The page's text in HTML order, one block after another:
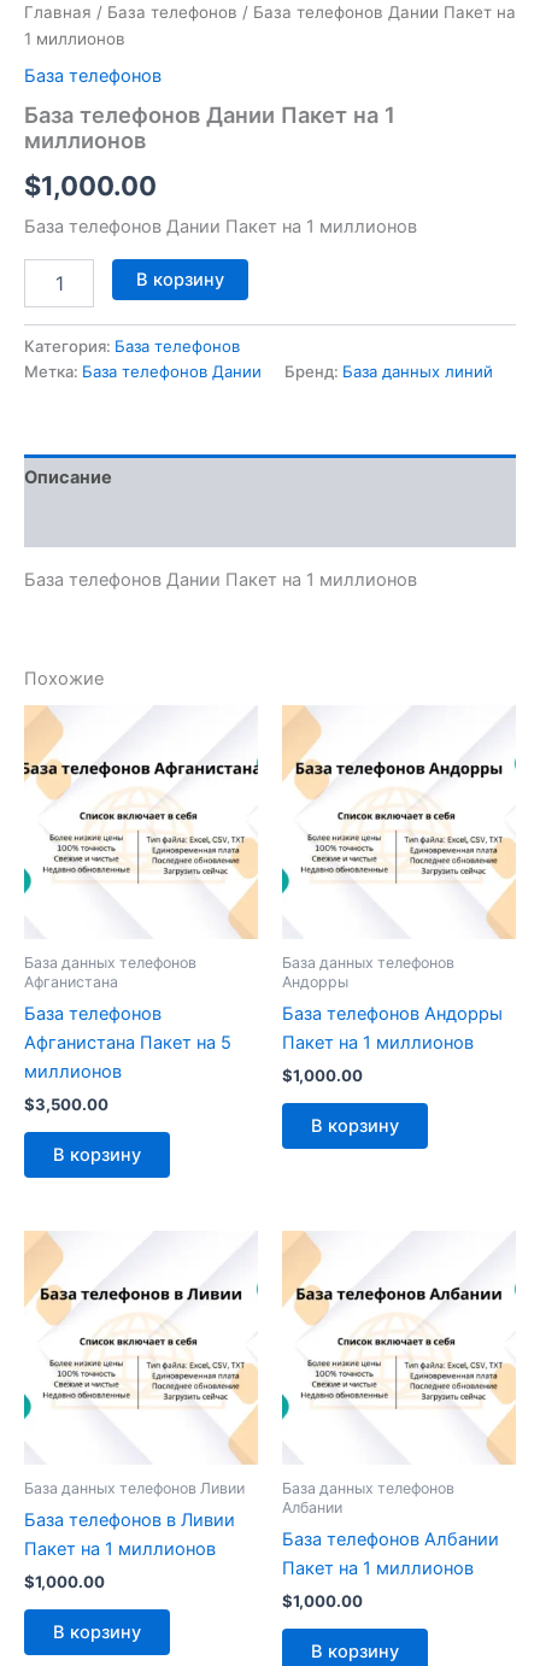
Главная / База телефонов / База телефонов Дании Пакет на
1 миллионов
База телефонов
База телефонов Дании Пакет на 1
миллионов
$1,000.00
База телефонов Дании Пакет на 1 миллионов
В корзину
Категория: База телефонов
Метка: База телефонов Дании Бренд: База данных линий
Описание
База телефонов Дании Пакет на 1 миллионов
Похожие
База данных телефонов
Афганистана
База телефонов
Афганистана Пакет на 5
миллионов
$3,500.00
В корзину
База данных телефонов
Андорры
База телефонов Андорры
Пакет на 1 миллионов
$1,000.00
В корзину
База данных телефонов Ливии
База телефонов в Ливии
Пакет на 1 миллионов
$1,000.00
В корзину
База данных телефонов
Албании
База телефонов Албании
Пакет на 1 миллионов
$1,000.00
В корзину